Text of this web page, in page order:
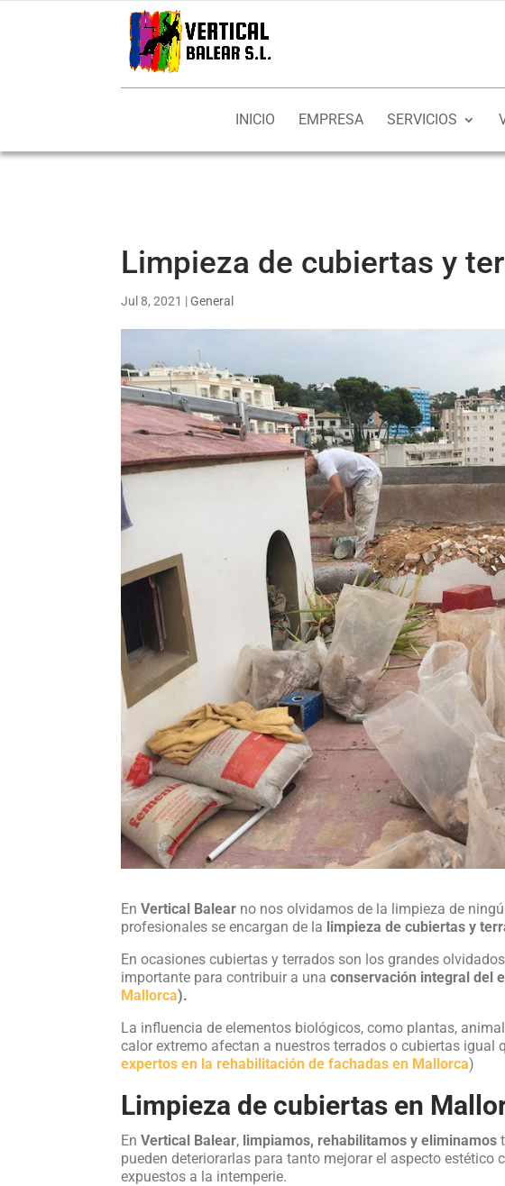
INICIO EMPRESA SERVICIOS
Limpieza de cubiertas y
Jul 8, 2021 |General
EnVertical Balear no nos olvidamos de la limpieza de
profesionales se encargan de la limpieza de cubiertas y
En ocasiones cubiertas y terrados son los grandes
importante para contribuir a unaconservación integral del
Mallorca).
La influencia de elementos biológicos, como plantas,
calor extremo afectan a nuestros terrados o cubiertas
expertos en la rehabilitación de fachadas en Mallorca)
Limpieza de cubiertas en
EnVertical Balear, limpiamos, rehabilitamos y eliminamos
pueden deteriorarlas para tanto mejorar el aspecto estético
expuestos a la intemperie.